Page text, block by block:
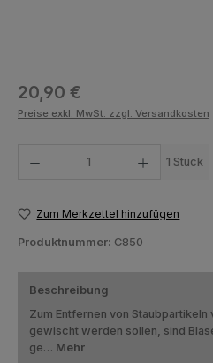
Regulärer Preis:
20,90 €
Preise exkl. MwSt. zzgl. Versandkosten
1 Stück
Zum Merkzettel hinzufügen
Produktnummer: C850
Beschreibung
Zum Entfernen von
gewischt werden sollen, sind
ge… Mehr